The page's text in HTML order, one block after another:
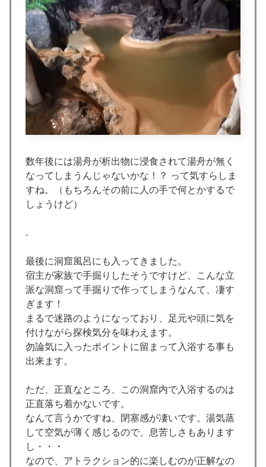
数年後には湯舟が析出物に浸食されて湯舟が無く
なってしまうんじゃないかな！？ って気すらしま
すね。（もちろんその前に人の手で何とかするで
しょうけど）
.
最後に洞窟風呂にも入ってきました。
宿主が家族で手掘りしたそうですけど、こんな立
派な洞窟って手掘りで作ってしまうなんて、凄す
ぎます！
まるで迷路のようになっており、足元や頭に気を
付けながら探検気分を味わえます。
勿論気に入ったポイントに留まって入浴する事も
出来ます。
ただ、正直なところ、この洞窟内で入浴するのは
正直落ち着かないです。
なんて言うかですね、閉塞感が凄いです。湯気蒸
して空気が薄く感じるので、息苦しさもあります
し・・・
なので、アトラクション的に楽しむのが正解なの